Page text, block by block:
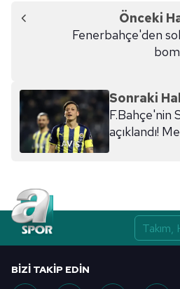
Önceki
Fenerbahçe'den
Sonraki
F.Bahçe'nin
açıklandı!
BIZI TAKIP EDIN